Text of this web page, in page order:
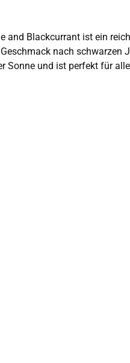
nach schwarzen
alle Gelegenheiten!